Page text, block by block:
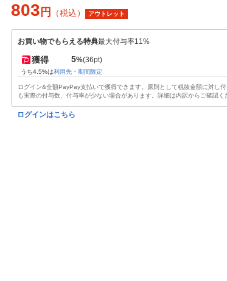
803 円 （税込） アウトレット
お買い物でもらえる特典最大付与率11%
獲得 5%(36pt)
うち4.5%は利用先・期間限定
ログイン&全額PayPay支払いで獲得できます。原則として税抜金額に対し
も実際の付与数、付与率が少ない場合があります。詳細は内訳からご確認く
ログインはこちら